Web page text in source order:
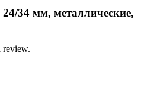
34 мм, металлические,
review.